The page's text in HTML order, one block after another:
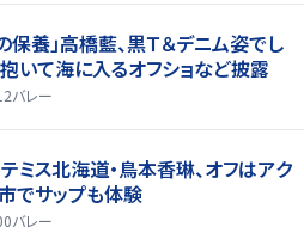
の保養」高橋藍、黒Ｔ＆デニム姿でし
いて海に入るオフショなど披露
バレー
テミス北海道・鳥本香琳、オフはアク
でサップも体験
バレー